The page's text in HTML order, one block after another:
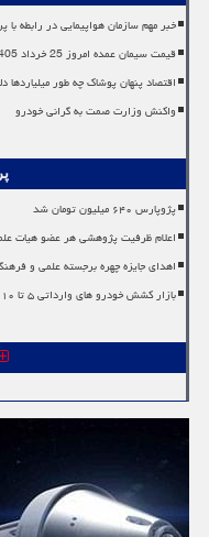
خبر مهم سازمان هواپیمایی در رابطه با
قیمت سیمان عمده امروز 25 خرداد 1405
اقتصاد پنهان پوشاک چه طور میلیاردها
واکنش وزارت صمت به گرانی خودرو
پژوپارس ۶۴۰ میلیون تومان شد
اعلام ظرفیت پژوهشی هر عضو هیات
اهدای جایزه چهره برجسته علمی و
بازار کشش خودرو های وارداتی ۵ تا ۱۰ میلیارد تومانی را ندارد